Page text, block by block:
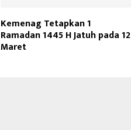
Kemenag Tetapkan 1
Ramadan 1445 H Jatuh pada 12
Maret